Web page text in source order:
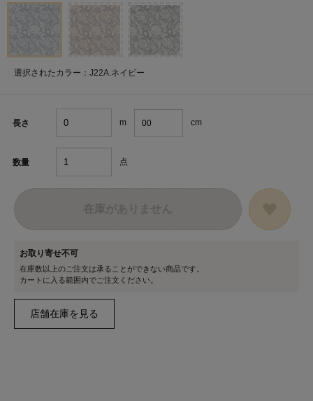
選択されたカラー：J22A.ネイビー
長さ m cm
数量 点
お取り寄せ不可
在庫数以上のご注文は承ることができない商品です。
カートに入る範囲内でご注文ください。